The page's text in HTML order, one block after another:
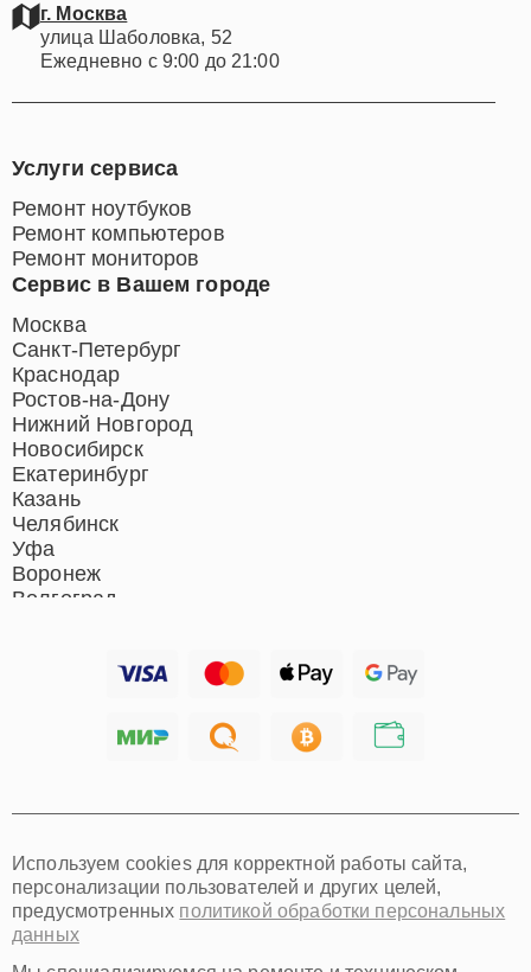
г. Москва
улица Шаболовка, 52
Ежедневно с 9:00 до 21:00
Сервис в Вашем городе
Москва
Санкт-Петербург
Краснодар
Ростов-на-Дону
Нижний Новгород
Новосибирск
Екатеринбург
Казань
Челябинск
Уфа
Воронеж
Волгоград
Хабаровск
Омск
Красноярск
Пермь
Ульяновск
Услуги сервиса
Ремонт ноутбуков
Ремонт компьютеров
Ремонт мониторов
Используем cookies для корректной работы сайта,
персонализации пользователей и других целей,
предусмотренных политикой обработки персональных
данных